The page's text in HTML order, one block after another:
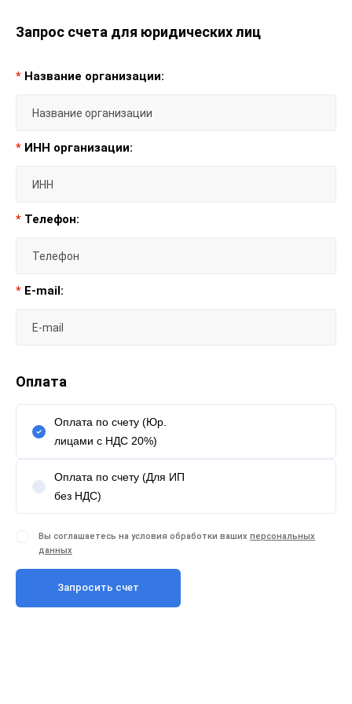
Запрос счета для юридических лиц
* Название организации:
* ИНН организации:
* Телефон:
* E-mail:
Оплата
Оплата по счету (Юр.
лицами с НДС 20%)
Оплата по счету (Для ИП
без НДС)
Вы соглашаетесь на условия обработки ваших персональных
данных